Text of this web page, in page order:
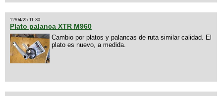
12/04/25 11:30
Plato palanca XTR M960
Cambio por platos y palancas de ruta similar calidad. El
plato es nuevo, a medida.